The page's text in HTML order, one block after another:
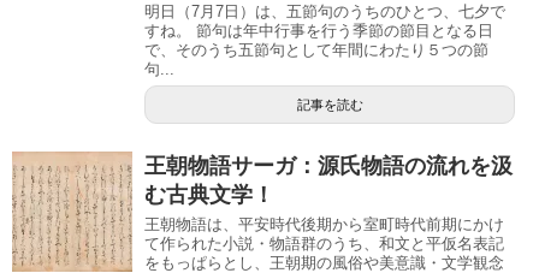
明日（7月7日）は、五節句のうちのひとつ、七夕で
すね。 節句は年中行事を行う季節の節目となる日
で、そのうち五節句として年間にわたり５つの節
句...
記事を読む
王朝物語サーガ：源氏物語の流れを汲
む古典文学！
王朝物語は、平安時代後期から室町時代前期にかけ
て作られた小説・物語群のうち、和文と平仮名表記
をもっぱらとし、王朝期の風俗や美意識・文学観念